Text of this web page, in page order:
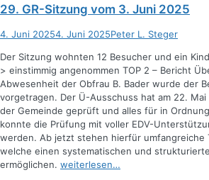
29. GR-Sitzung vom 3. Juni 2025
Posted
4. Juni 20254. Juni 2025Autor
Peter L. Steger
Der Sitzung wohnten 12 Besucher und ein
> einstimmig angenommen TOP 2 – Bericht
Abwesenheit der Obfrau B. Bader wurde der
vorgetragen. Der Ü-Ausschuss hat am 22.
der Gemeinde geprüft und alles für in
konnte die Prüfung mit voller EDV-
werden. Ab jetzt stehen hierfür umfangreiche
welche einen systematischen und
ermöglichen. weiterlesen…